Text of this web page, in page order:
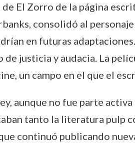
de El Zorro de la página
consolidó al
en futuras
de justicia y audacia. La
un campo en el que el
aunque no fue parte
tanto la literatura pulp
continuó publicando